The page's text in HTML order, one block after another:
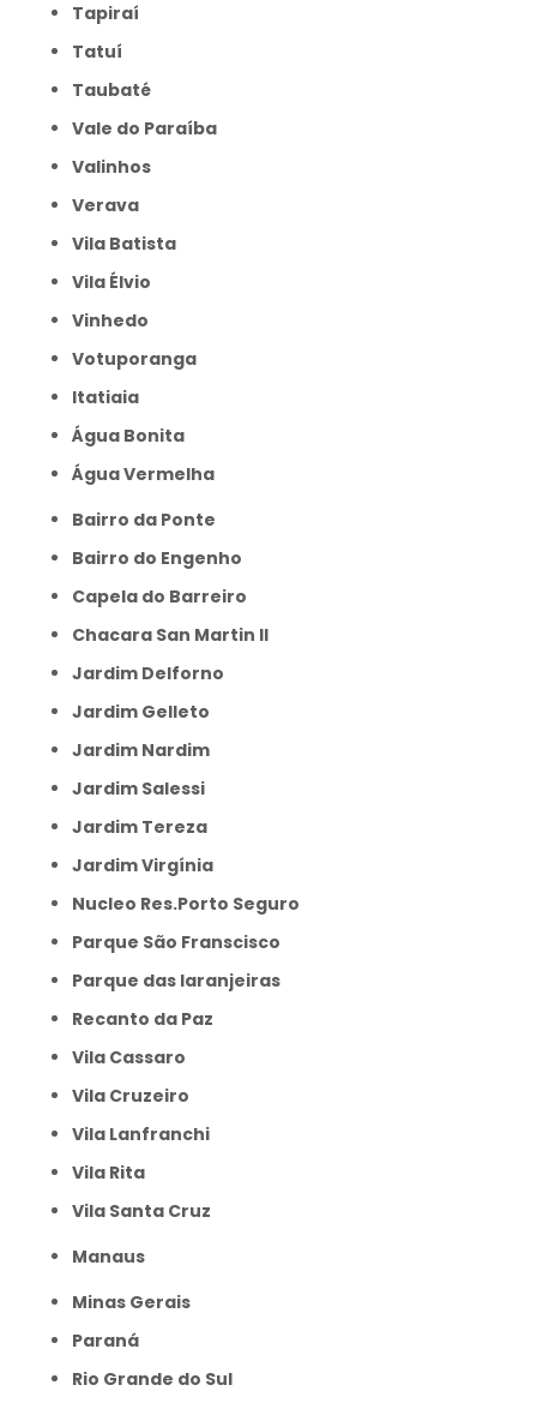
Tapiraí
Tatuí
Taubaté
Vale do Paraíba
Valinhos
Verava
Vila Batista
Vila Élvio
Vinhedo
Votuporanga
itatiaia
Água Bonita
Água Vermelha
Bairro da Ponte
Bairro do Engenho
Capela do Barreiro
Chacara San Martin II
Jardim Delforno
Jardim Gelleto
Jardim Nardim
Jardim Salessi
Jardim Tereza
Jardim Virgínia
Nucleo Res.Porto Seguro
Parque São Franscisco
Parque das laranjeiras
Recanto da Paz
Vila Cassaro
Vila Cruzeiro
Vila Lanfranchi
Vila Rita
Vila Santa Cruz
Manaus
Minas Gerais
Paraná
Rio Grande do Sul